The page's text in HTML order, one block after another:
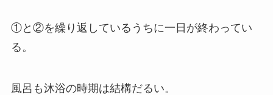
①と②を繰り返しているうちに一日が終わってい
る。
風呂も沐浴の時期は結構だるい。